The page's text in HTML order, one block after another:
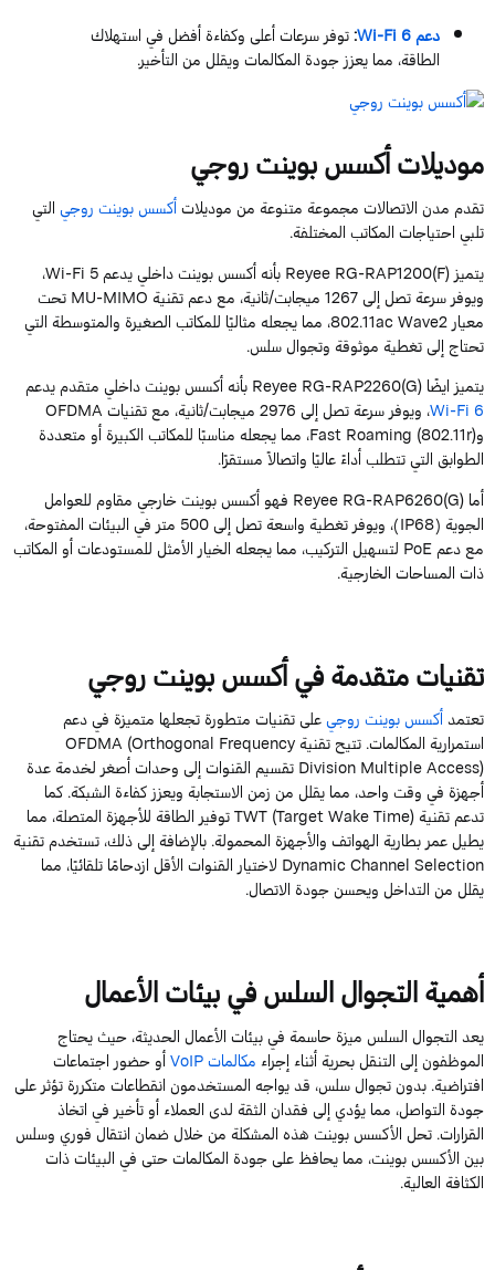
دعم Wi-Fi 6
:توفر سرعات أعلى وكفاءة أفضل في استهلاك
الطاقة، مما يعزز جودة المكالمات ويقلل من التأخير.
موديلات أكسس بوينت روجي
تقدم مدن الاتصالات مجموعة متنوعة من موديلاتأكسس بوينت روجيالتي
تلبي احتياجات المكاتب المختلفة.
يتميز Reyee RG-RAP1200(F) بأنه أكسس بوينت داخلي يدعم Wi-Fi 5،
ويوفر سرعة تصل إلى 1267 ميجابت/ثانية، مع دعم تقنية MU-MIMO تحت
معيار 802.11ac Wave2، مما يجعله مثاليًا للمكاتب الصغيرة والمتوسطة التي
تحتاج إلى تغطية موثوقة وتجوال سلس.
يتميز ايضًا Reyee RG-RAP2260(G) بأنه أكسس بوينت داخلي متقدم يدعم
Wi-Fi 6 ، ويوفر سرعة تصل إلى 2976 ميجابت/ثانية، مع تقنيات OFDMA
وFast Roaming (802.11r)، مما يجعله مناسبًا للمكاتب الكبيرة أو متعددة
الطوابق التي تتطلب أداءً عاليًا واتصالاً مستقرًا.
أما Reyee RG-RAP6260(G) فهو أكسس بوينت خارجي مقاوم للعوامل
الجوية (IP68)، ويوفر تغطية واسعة تصل إلى 500 متر في البيئات المفتوحة،
مع دعم PoE لتسهيل التركيب، مما يجعله الخيار الأمثل للمستودعات أو المكاتب
ذات المساحات الخارجية.
تقنيات متقدمة في أكسس بوينت روجي
تعتمدأكسس بوينت روجيعلى تقنيات متطورة تجعلها متميزة في دعم
استمرارية المكالمات. تتيح تقنية OFDMA (Orthogonal Frequency
Division Multiple Access) تقسيم القنوات إلى وحدات أصغر لخدمة عدة
أجهزة في وقت واحد، مما يقلل من زمن الاستجابة ويعزز كفاءة الشبكة. كما
تدعم تقنية TWT (Target Wake Time) توفير الطاقة للأجهزة المتصلة، مما
يطيل عمر بطارية الهواتف والأجهزة المحمولة. بالإضافة إلى ذلك، تستخدم تقنية
Dynamic Channel Selection لاختيار القنوات الأقل ازدحامًا تلقائيًا، مما
يقلل من التداخل ويحسن جودة الاتصال.
أهمية التجوال السلس في بيئات الأعمال
يعد التجوال السلس ميزة حاسمة في بيئات الأعمال الحديثة، حيث يحتاج
الموظفون إلى التنقل بحرية أثناء إجراءمكالمات VoIP أو حضور اجتماعات
افتراضية. بدون تجوال سلس، قد يواجه المستخدمون انقطاعات متكررة تؤثر على
جودة التواصل، مما يؤدي إلى فقدان الثقة لدى العملاء أو تأخير في اتخاذ
القرارات. تحل الأكسس بوينت هذه المشكلة من خلال ضمان انتقال فوري وسلس
بين الأكسس بوينت، مما يحافظ على جودة المكالمات حتى في البيئات ذات
الكثافة العالية.